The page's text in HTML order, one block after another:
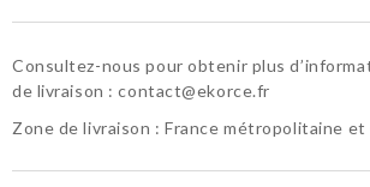
Consultez-nous pour obtenir plus
de livraison :contact@ekorce.fr
Zone de livraison : France métropolitaine et